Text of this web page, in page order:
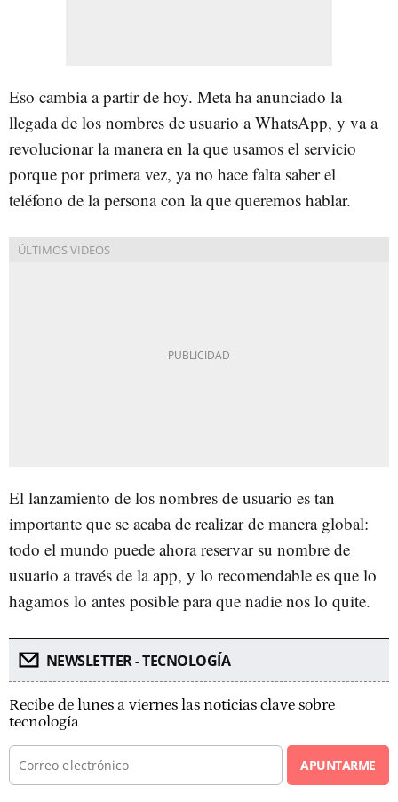
Eso cambia a partir de hoy. Meta ha anunciado la
llegada de los nombres de usuario a WhatsApp, y va a
revolucionar la manera en la que usamos el servicio
porque por primera vez, ya no hace falta saber el
teléfono de la persona con la que queremos hablar.
El lanzamiento de los nombres de usuario es tan
importante que se acaba de realizar de manera global:
todo el mundo puede ahora reservar su nombre de
usuario a través de la app, y lo recomendable es que lo
hagamos lo antes posible para que nadie nos lo quite.
NEWSLETTER - TECNOLOGÍA
Recibe de lunes a viernes las noticias clave sobre
tecnología
APUNTARME